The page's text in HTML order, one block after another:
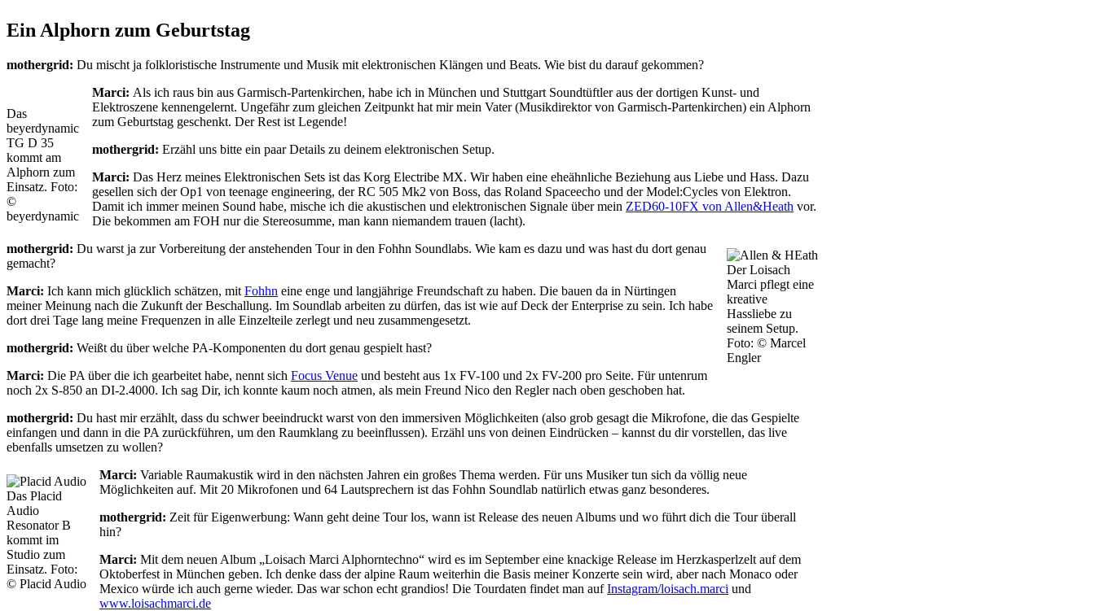
Ein Alphorn zum Geburtstag
mothergrid: Du mischt ja folkloristische Instrumente und Musik mit elektronischen Klängen und Beats. Wie bist du darauf gekommen?
Das
beyerdynamic
TG D 35
kommt am
Alphorn zum
Einsatz. Foto:
©
beyerdynamic
Marci: Als ich raus bin aus Garmisch-Partenkirchen, habe ich in München und Stuttgart Soundtüftler aus der dortigen Kunst- und
Elektroszene kennengelernt. Ungefähr zum gleichen Zeitpunkt hat mir mein Vater (Musikdirektor von Garmisch-Partenkirchen) ein Alphorn
zum Geburtstag geschenkt. Der Rest ist Legende!
mothergrid: Erzähl uns bitte ein paar Details zu deinem elektronischen Setup.
Marci: Das Herz meines Elektronischen Sets ist das Korg Electribe MX. Wir haben eine eheähnliche Beziehung aus Liebe und Hass. Dazu
gesellen sich der Op1 von teenage engineering, der RC 505 Mk2 von Boss, das Roland Spaceecho und der Model:Cycles von Elektron.
Damit ich immer meinen Sound habe, mische ich die akustischen und elektronischen Signale über mein ZED60-10FX von Allen&Heath vor.
Die bekommen am FOH nur die Stereosumme, man kann niemandem trauen (lacht).
Der Loisach
Marci pflegt eine
kreative
Hassliebe zu
seinem Setup.
Foto: © Marcel
Engler
mothergrid: Du warst ja zur Vorbereitung der anstehenden Tour in den Fohhn Soundlabs. Wie kam es dazu und was hast du dort genau
gemacht?
Marci: Ich kann mich glücklich schätzen, mit Fohhn eine enge und langjährige Freundschaft zu haben. Die bauen da in Nürtingen
meiner Meinung nach die Zukunft der Beschallung. Im Soundlab arbeiten zu dürfen, das ist wie auf Deck der Enterprise zu sein. Ich habe
dort drei Tage lang meine Frequenzen in alle Einzelteile zerlegt und neu zusammengesetzt.
mothergrid: Weißt du über welche PA-Komponenten du dort genau gespielt hast?
Marci: Die PA über die ich gearbeitet habe, nennt sich Focus Venue und besteht aus 1x FV-100 und 2x FV-200 pro Seite. Für untenrum
noch 2x S-850 an DI-2.4000. Ich sag Dir, ich konnte kaum noch atmen, als mein Freund Nico den Regler nach oben geschoben hat.
mothergrid: Du hast mir erzählt, dass du schwer beeindruckt warst von den immersiven Möglichkeiten (also grob gesagt die Mikrofone, die das Gespielte
einfangen und dann in die PA zurückführen, um den Raumklang zu beeinflussen). Erzähl uns von deinen Eindrücken – kannst du dir vorstellen, das live
ebenfalls umsetzen zu wollen?
Das Placid
Audio
Resonator B
kommt im
Studio zum
Einsatz. Foto:
© Placid Audio
Marci: Variable Raumakustik wird in den nächsten Jahren ein großes Thema werden. Für uns Musiker tun sich da völlig neue
Möglichkeiten auf. Mit 20 Mikrofonen und 64 Lautsprechern ist das Fohhn Soundlab natürlich etwas ganz besonderes.
mothergrid: Zeit für Eigenwerbung: Wann geht deine Tour los, wann ist Release des neuen Albums und wo führt dich die Tour überall
hin?
Marci: Mit dem neuen Album „Loisach Marci Alphorntechno“ wird es im September eine knackige Release im Herzkasperlzelt auf dem
Oktoberfest in München geben. Ich denke dass der alpine Raum weiterhin die Basis meiner Konzerte sein wird, aber nach Monaco oder
Mexico würde ich auch gerne wieder. Das war schon echt grandios! Die Tourdaten findet man aufInstagram/loisach.marci und
www.loisachmarci.de